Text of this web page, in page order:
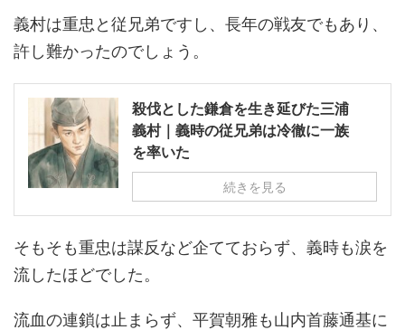
義村は重忠と従兄弟ですし、長年の戦友でもあり、
許し難かったのでしょう。
殺伐とした鎌倉を生き延びた三浦
義村｜義時の従兄弟は冷徹に一族
を率いた
続きを見る
そもそも重忠は謀反など企てておらず、義時も涙を
流したほどでした。
流血の連鎖は止まらず、平賀朝雅も山内首藤通基に